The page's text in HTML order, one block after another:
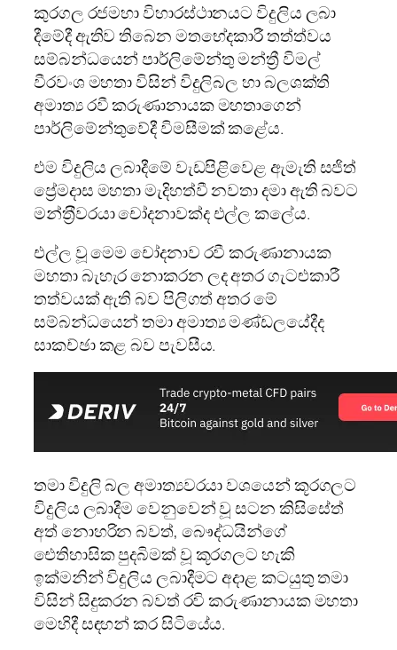
කුරගල රජමහා විහාරස්ථානයට විදුලිය ලබා
දීමේදී ඇතිව තිබෙන මතභේදකාරී තත්ත්වය
සම්බන්ධයෙන් පාර්ලිමේන්තු මන්ත්‍රී විමල්
වීරවංශ මහතා විසින් විදුලිබල හා බලශක්ති
අමාත්‍ය රවී කරුණානායක මහතාගෙන්
පාර්ලිමේන්තුවේදී විමසීමක් කළේය.
එම විදුලිය ලබාදීමේ වැඩපිළිවෙළ ඇමැති සජිත්
ප්‍රේමදාස මහතා මැදිහත්වී නවතා දමා ඇති බවට
මන්ත‍්‍රීවරයා චෝදනාවක්ද එල්ල කලේය.
එල්ල වූ මෙම චෝදනාව රවී කරුණානායක
මහතා බැහැර නොකරන ලද අතර ගැටළුකාරී
තත්වයක් ඇති බව පිලිගත් අතර මේ
සම්බන්ධයෙන් තමා අමාත්‍ය මණ්ඩලයේදීද
සාකච්ඡා කළ බව පැවසීය.
තමා විදුලි බල අමාත්‍යවරයා වශයෙන් කූරගලට
විදුලිය ලබාදීම වෙනුවෙන් වූ සටන කිසිසේත්
අත් නොහරින බවත්, බෞද්ධයින්ගේ
ඓතිහාසික පුදබිමක් වූ කූරගලට හැකි
ඉක්මනින් විදුලිය ලබාදීමට අදාළ කටයුතු තමා
විසින් සිදුකරන බවත් රවි කරුණානායක මහතා
මෙහිදී සඳහන් කර සිටියේය.